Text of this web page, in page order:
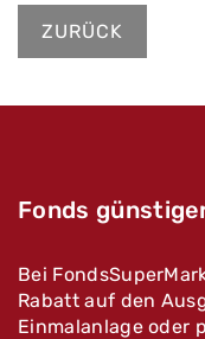
ZURÜCK
Fonds
Bei
Rabatt auf den
Einmalanlage oder